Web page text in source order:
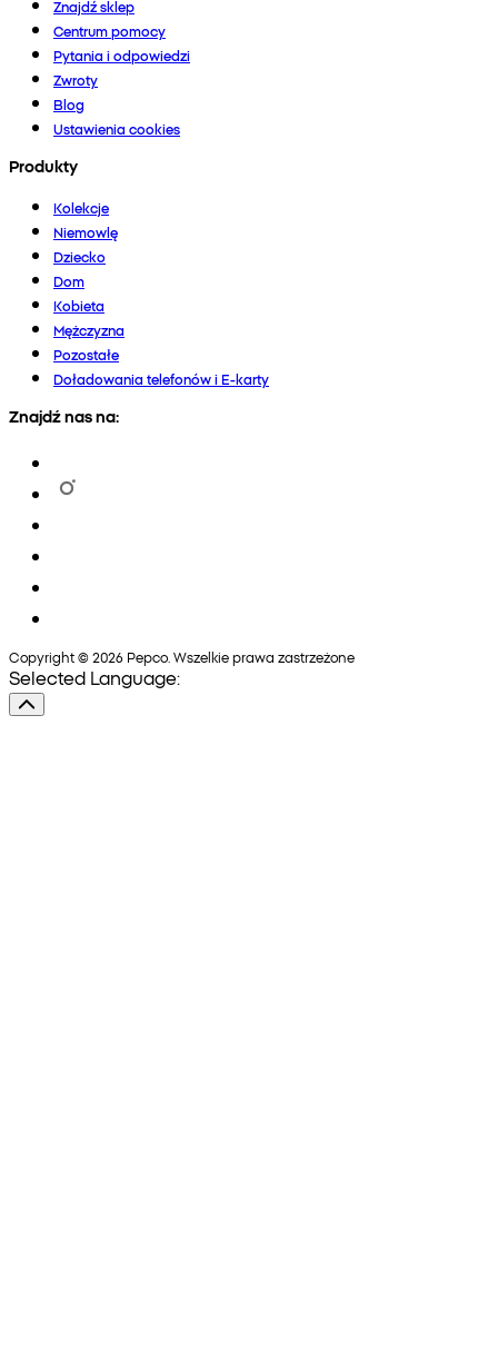
Znajdź sklep
Centrum pomocy
Pytania i odpowiedzi
Zwroty
Blog
Ustawienia cookies
Produkty
Kolekcje
Niemowlę
Dziecko
Dom
Kobieta
Mężczyzna
Pozostałe
Doładowania telefonów i E-karty
Znajdź nas na:
Copyright © 2026 Pepco. Wszelkie prawa zastrzeżone
Selected Language: